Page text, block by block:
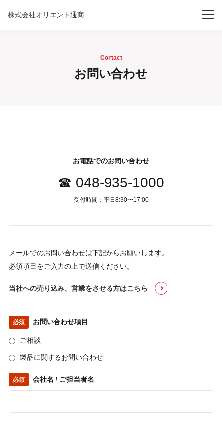
株式会社オリエント通商
Contact
お問い合わせ
お電話でのお問い合わせ
☎ 048-935-1000
受付時間：平日8:30〜17:00
メールでのお問い合わせは下記からお願いします。
必須項目をご入力の上で送信ください。
当社への売り込み、営業をさせる方はこちら
必須 お問い合わせ項目
ご相談
製品に関するお問い合わせ
必須 会社名 / ご担当者名